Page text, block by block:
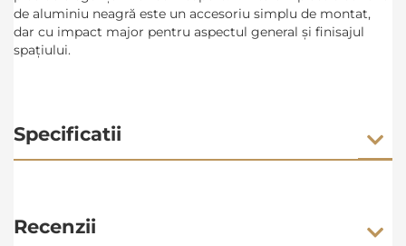
de aluminiu neagră este un accesoriu simplu de montat,
dar cu impact major pentru aspectul general și finisajul
spațiului.
Specificatii
Recenzii